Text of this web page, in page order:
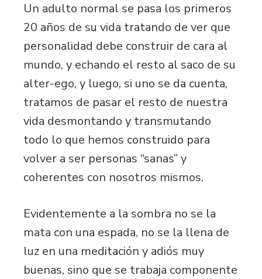
Un adulto normal se pasa los primeros
20 años de su vida tratando de ver que
personalidad debe construir de cara al
mundo, y echando el resto al saco de su
alter-ego, y luego, si uno se da cuenta,
tratamos de pasar el resto de nuestra
vida desmontando y transmutando
todo lo que hemos construido para
volver a ser personas “sanas” y
coherentes con nosotros mismos.
Evidentemente a la sombra no se la
mata con una espada, no se la llena de
luz en una meditación y adiós muy
buenas, sino que se trabaja componente